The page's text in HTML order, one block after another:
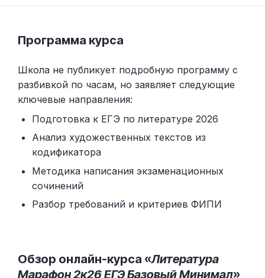
Программа курса
Школа не публикует подробную программу с
разбивкой по часам, но заявляет следующие
ключевые направления:
Подготовка к ЕГЭ по литературе 2026
Анализ художественных текстов из
кодификатора
Методика написания экзаменационных
сочинений
Разбор требований и критериев ФИПИ
Обзор онлайн-курса «Литература
Марафон 2к26 ЕГЭ Базовый Минимал»